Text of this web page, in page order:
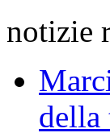
notizie
della